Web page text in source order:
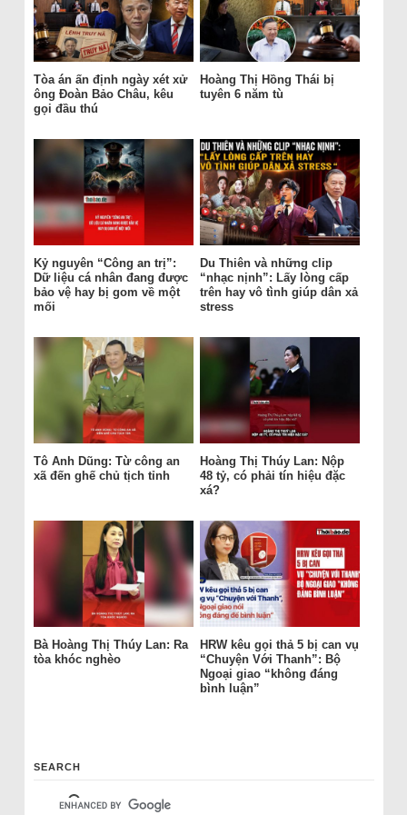
Tòa án ấn định ngày xét xử
ông Đoàn Bảo Châu, kêu
gọi đầu thú
Hoàng Thị Hồng Thái bị
tuyên 6 năm tù
Kỷ nguyên “Công an trị”:
Dữ liệu cá nhân đang được
bảo vệ hay bị gom về một
mối
Du Thiên và những clip
“nhạc nịnh”: Lấy lòng cấp
trên hay vô tình giúp dân xả
stress
Tô Anh Dũng: Từ công an
xã đến ghế chủ tịch tỉnh
Hoàng Thị Thúy Lan: Nộp
48 tỷ, có phải tín hiệu đặc
xá?
Bà Hoàng Thị Thúy Lan: Ra
tòa khóc nghèo
HRW kêu gọi thả 5 bị can vụ
“Chuyện Với Thanh”: Bộ
Ngoại giao “không đáng
bình luận”
SEARCH